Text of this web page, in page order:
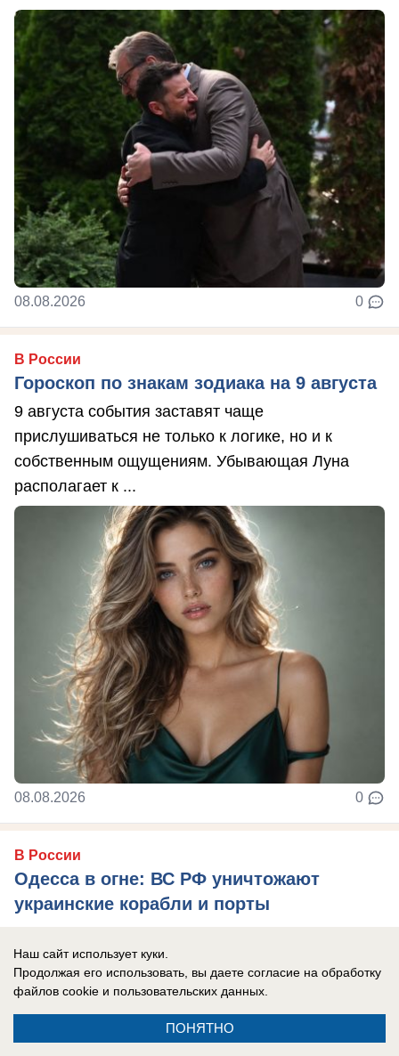
08.08.2026 0
В России
Гороскоп по знакам зодиака на 9 августа
9 августа события заставят чаще
прислушиваться не только к логике, но и к
собственным ощущениям. Убывающая Луна
располагает к ...
08.08.2026 0
В России
Одесса в огне: ВС РФ уничтожают
украинские корабли и порты
удары по портам Одессы.
Наш сайт использует куки.
Продолжая его использовать, вы даете согласие на обработку
файлов cookie и пользовательских данных.
ПОНЯТНО